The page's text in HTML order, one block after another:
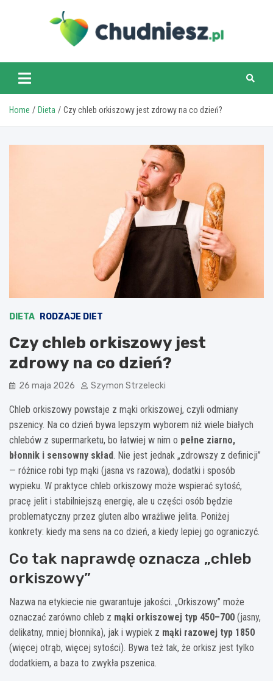
chudniesz.pl
Home Dieta Czy chleb orkiszowy jest zdrowy na co dzień?
DIETA RODZAJE DIET
Czy chleb orkiszowy jest
zdrowy na co dzień?
26 maja 2026 Szymon Strzelecki
Chleb orkiszowy powstaje z mąki orkiszowej, czyli odmiany
pszenicy. Na co dzień bywa lepszym wyborem niż wiele białych
chlebów z supermarketu, bo łatwiej w nim o pełne ziarno,
błonnik i sensowny skład. Nie jest jednak „zdrowszy z definicji”
— różnice robi typ mąki (jasna vs razowa), dodatki i sposób
wypieku. W praktyce chleb orkiszowy może wspierać sytość,
pracę jelit i stabilniejszą energię, ale u części osób będzie
problematyczny przez gluten albo wrażliwe jelita. Poniżej
konkrety: kiedy ma sens na co dzień, a kiedy lepiej go ograniczyć.
Co tak naprawdę oznacza „chleb
orkiszowy”
Nazwa na etykiecie nie gwarantuje jakości. „Orkiszowy” może
oznaczać zarówno chleb z mąki orkiszowej typ 450–700 (jasny,
delikatny, mniej błonnika), jak i wypiek z mąki razowej typ 1850
(więcej otrąb, więcej sytości). Bywa też tak, że orkisz jest tylko
dodatkiem, a baza to zwykła pszenica.